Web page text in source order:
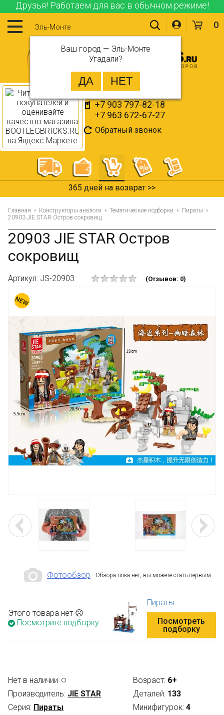
Друзья! Работаем для вас в обычном режиме!
Эль-Монте
Ваш город — Эль-Монте
Угадали?
+7 903 797-82-18
+7 963 672-67-27
Обратный звонок
0
365 дней на возврат >>
Главная Конструкторы аналоги Тематические подборки
Пираты
20903 JIE STAR Остров сокровищ
20903 JIE STAR Остров
сокровищ
Артикул: JS-20903 (Отзывов: 0)
Фотообзор Обзора пока нет, вы можете стать первым
Этого товара нет ☹
Посмотрите подборку:
Пираты
Посмотреть
подборку
Нет в наличии
Производитель: JIE STAR
Серия: Пираты
Возраст: 6+
Деталей: 133
Минифигурок: 4